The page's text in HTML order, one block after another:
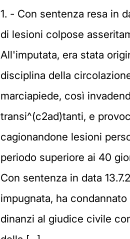
1. - Con sentenza resa in
di lesioni colpose
All'imputata, era stata
disciplina della
marciapiede, così
transi^(c2ad)tanti, e
cagionandone lesioni
periodo superiore ai 40
Con sentenza in data
impugnata, ha
dinanzi al giudice civile